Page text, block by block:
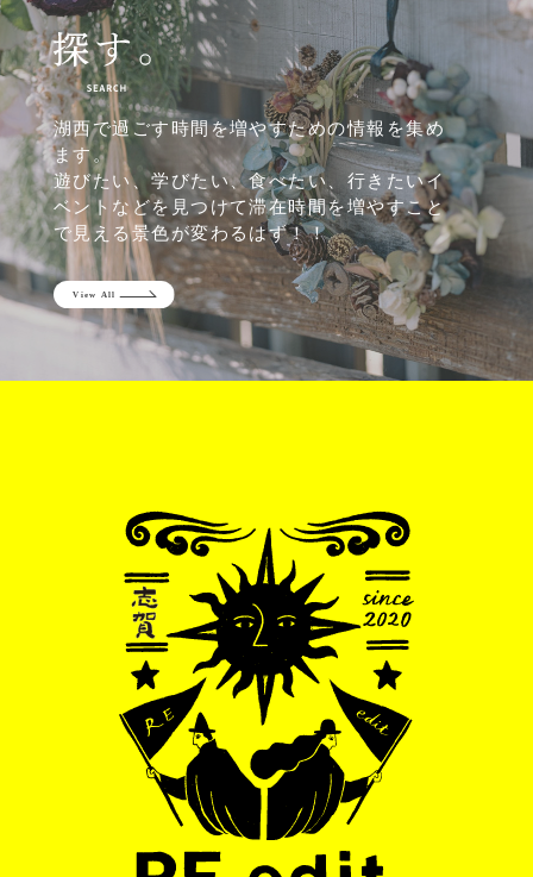
湖西で過ごす時間を増やすための情報を集め
ます。
遊びたい、学びたい、食べたい、行きたいイ
ベントなどを見つけて滞在時間を増やすこと
で見える景色が変わるはず！！